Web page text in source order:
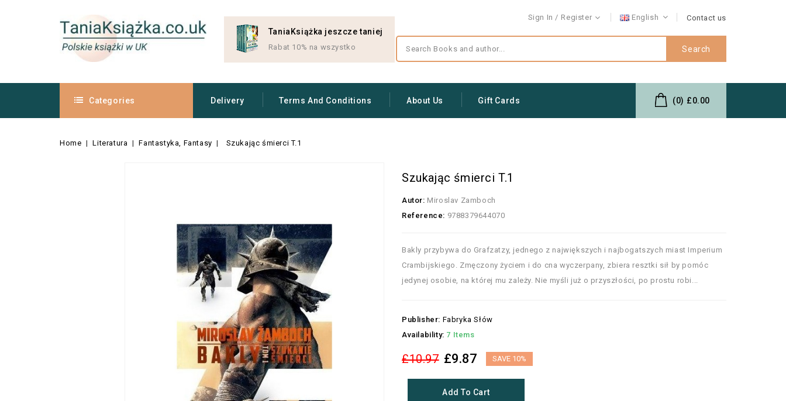
Sign In Register English Contact us
TaniaKsiążka jeszcze taniej
Rabat 10% na wszystko Search
Categories Delivery Terms And Conditions About Us Gift Cards (0) £0.00
Home Literatura Fantastyka, Fantasy Szukając śmierci T.1
Szukając śmierci T.1
Autor: Miroslav Zamboch
Reference: 9788379644070
Bakly przybywa do Grafzatzy, jednego z największych i najbogatszych miast Imperium
Crambijskiego. Zmęczony życiem i do cna wyczerpany, zbiera resztki sił by pomóc
jedynej osobie, na której mu zależy. Nie myśli już o przyszłości, po prostu robi...
Publisher: Fabryka Słów
Availability: 7 Items
£10.97 £9.87 SAVE 10%
Add To Cart